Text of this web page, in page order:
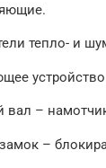
тепло- и
вал –
–